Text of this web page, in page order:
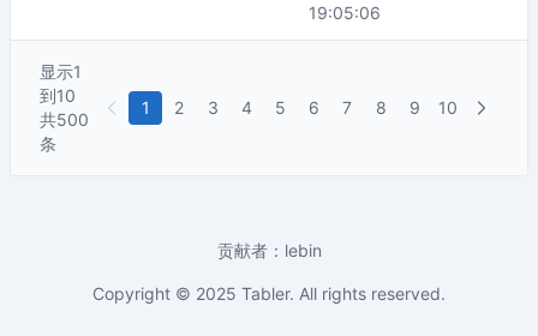
19:05:06
显示1
到10
共500
条
1 2 3 4 5 6 7 8 9 10
贡献者：lebin
Copyright © 2025 Tabler. All rights reserved.